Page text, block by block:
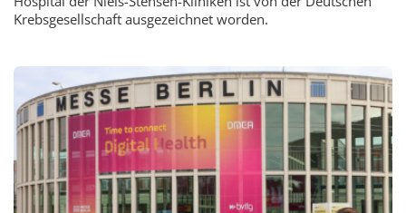
Krebsgesellschaft ausgezeichnet worden.